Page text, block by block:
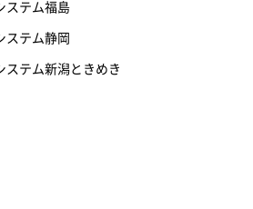
ステム福島
ステム静岡
ステム新潟ときめき